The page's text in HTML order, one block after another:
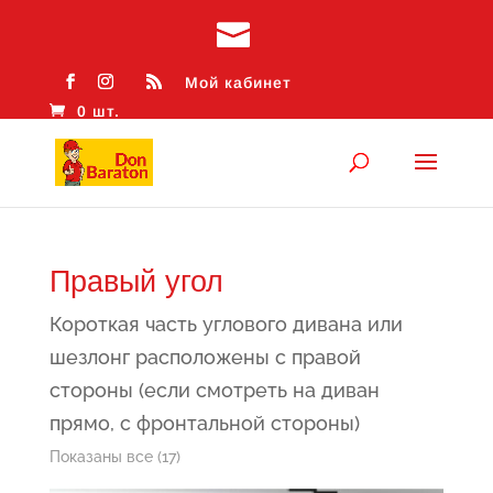
Мой кабинет
0 шт.
Правый угол
Короткая часть углового дивана или
шезлонг расположены с правой
стороны (если смотреть на диван
прямо, с фронтальной стороны)
Показаны все (17)Сортировка:
самые